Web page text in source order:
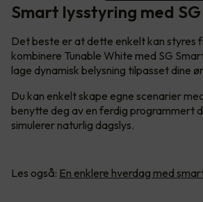
Smart lysstyring med
Det beste er at dette enkelt kan styres
kombinere Tunable White med SG
lage dynamisk belysning tilpasset dine
Du kan enkelt skape egne scenarier
benytte deg av en ferdig programmert
simulerer naturlig dagslys.
Les også: En enklere hverdag med